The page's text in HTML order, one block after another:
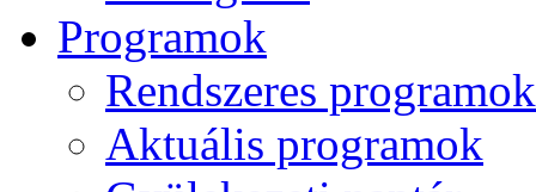
Programok
Rendszeres programok
Aktuális programok